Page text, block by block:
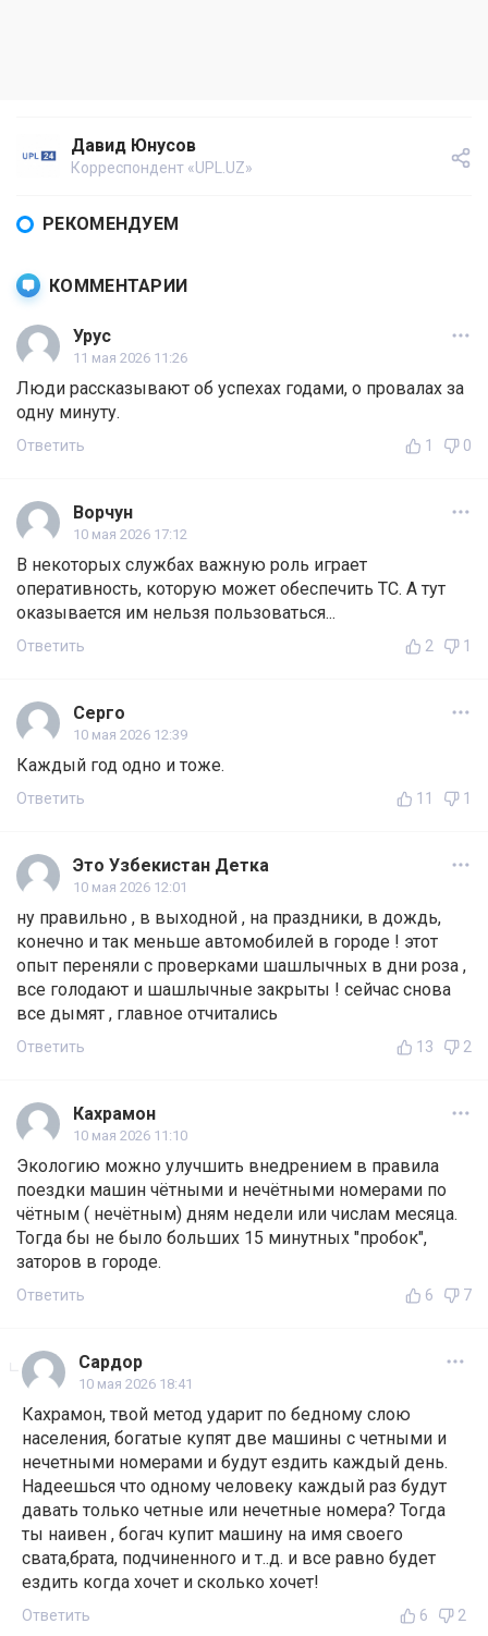
Давид Юнусов
Корреспондент «UPL.UZ»
РЕКОМЕНДУЕМ
КОММЕНТАРИИ
Урус
11 мая 2026 11:26
Люди рассказывают об успехах годами, о провалах за
одну минуту.
Ответить 1 0
Ворчун
10 мая 2026 17:12
В некоторых службах важную роль играет
оперативность, которую может обеспечить ТС. А тут
оказывается им нельзя пользоваться...
Ответить 2 1
Серго
10 мая 2026 12:39
Каждый год одно и тоже.
Ответить 11 1
Это Узбекистан Детка
10 мая 2026 12:01
ну правильно , в выходной , на праздники, в дождь,
конечно и так меньше автомобилей в городе ! этот
опыт переняли с проверками шашлычных в дни роза ,
все голодают и шашлычные закрыты ! сейчас снова
все дымят , главное отчитались
Ответить 13 2
Кахрамон
10 мая 2026 11:10
Экологию можно улучшить внедрением в правила
поездки машин чётными и нечётными номерами по
чётным ( нечётным) дням недели или числам месяца.
Тогда бы не было больших 15 минутных "пробок",
заторов в городе.
Ответить 6 7
Сардор
10 мая 2026 18:41
Кахрамон, твой метод ударит по бедному слою
населения, богатые купят две машины с четными и
нечетными номерами и будут ездить каждый день.
Надеешься что одному человеку каждый раз будут
давать только четные или нечетные номера? Тогда
ты наивен , богач купит машину на имя своего
свата,брата, подчиненного и т..д. и все равно будет
ездить когда хочет и сколько хочет!
Ответить 6 2